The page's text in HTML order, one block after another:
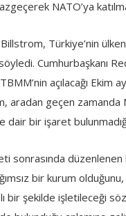
NATO’ya
Türkiye’nin
Cumhurbaşkanı
açılacağı Ekim
aradan geçen
bir işaret
sonrasında düzenlenen
bir kurum
bir şekilde işletileceği